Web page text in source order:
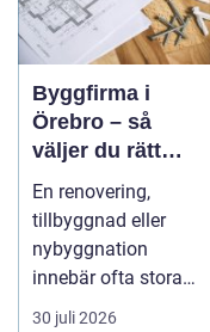
Byggfirma i
Örebro – så
väljer du rätt
partner för ditt
projekt
En renovering,
tillbyggnad eller
nybyggnation
innebär ofta stora
beslut, både
30 juli 2026